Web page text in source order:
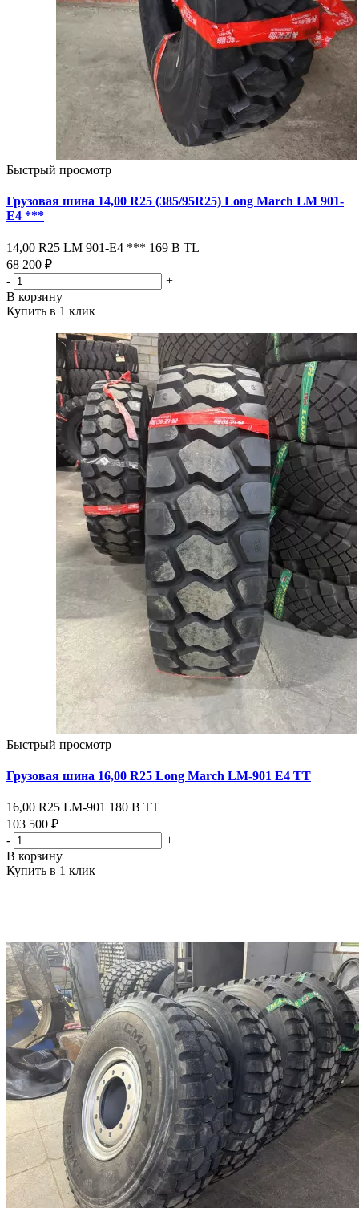
Быстрый просмотр
Грузовая шина 14,00 R25 (385/95R25) Long March LM 901-
Е4 ***
14,00 R25 LM 901-Е4 *** 169 В ТL
68 200 ₽
-
+
В корзину
Купить в 1 клик
Быстрый просмотр
Грузовая шина 16,00 R25 Long March LM-901 Е4 ТТ
16,00 R25 LM-901 180 В ТТ
103 500 ₽
-
+
В корзину
Купить в 1 клик